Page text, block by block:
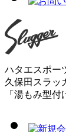
ハタエスポー
久保田スラッ
「湯もみ型付